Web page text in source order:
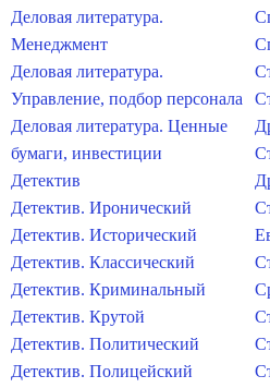
Деловая литература.
Менеджмент
Деловая литература.
Управление, подбор персонала
Деловая литература. Ценные
бумаги, инвестиции
Детектив
Детектив. Иронический
Детектив. Исторический
Детектив. Классический
Детектив. Криминальный
Детектив. Крутой
Детектив. Политический
Детектив. Полицейский